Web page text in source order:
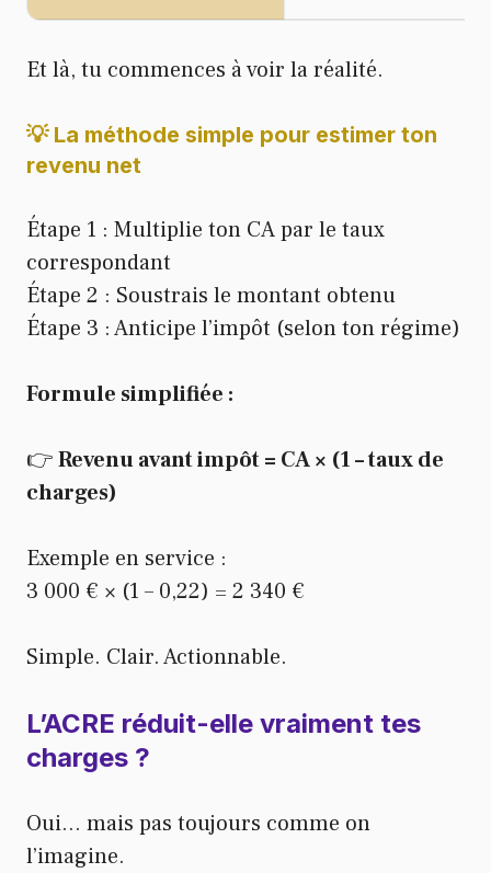
Et là, tu commences à voir la réalité.
💡 La méthode simple pour estimer ton
revenu net
Étape 1 : Multiplie ton CA par le taux
correspondant
Étape 2 : Soustrais le montant obtenu
Étape 3 : Anticipe l’impôt (selon ton régime)
Formule simplifiée :
👉Revenu avant impôt = CA × (1 – taux de
charges)
Exemple en service :
3 000 € × (1 – 0,22) = 2 340 €
Simple. Clair. Actionnable.
L’ACRE réduit-elle vraiment tes
charges ?
Oui… mais pas toujours comme on
l’imagine.